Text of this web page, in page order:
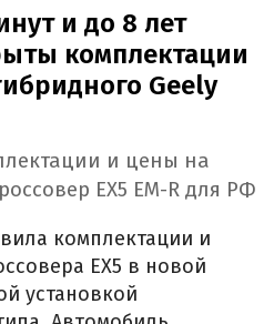
и до 8 лет
комплектации
Geely
и цены на
EX5 EM-R для РФ
комплектации и
EX5 в новой
установкой